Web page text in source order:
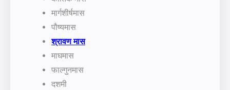
मार्गशीर्षमास
पौष्यमास
श्रावण मास
माघमास
फाल्गुनमास
दशमी